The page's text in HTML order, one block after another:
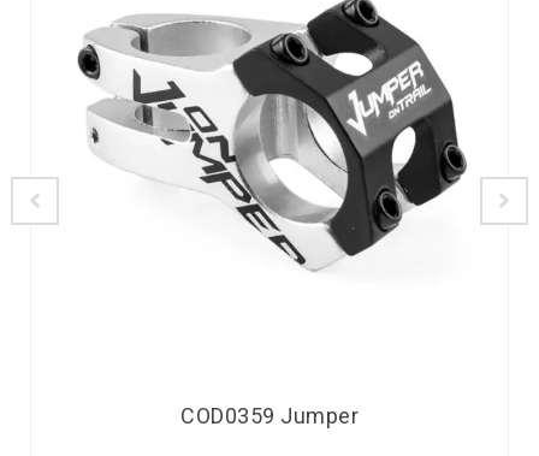
COD0359 Jumper